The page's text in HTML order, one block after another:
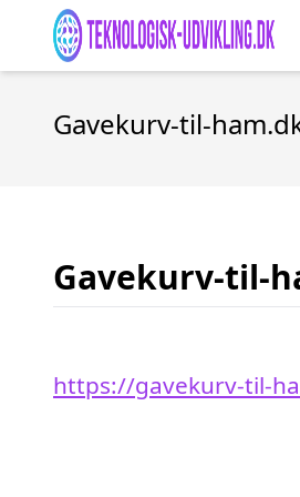
Gavekurv-til-
Gavekurv-til-
https://gavekurv-til-